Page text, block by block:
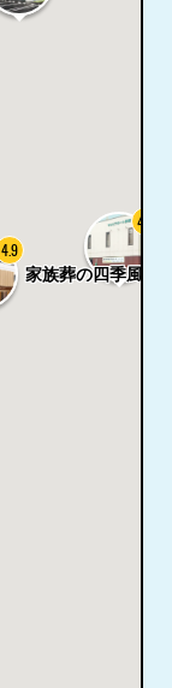
4.8
家族葬の四季風
4.9